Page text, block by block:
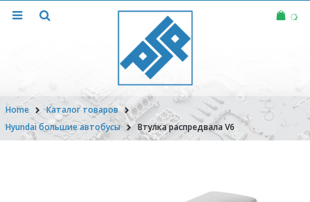
Home
Каталог товаров
Hyundai большие автобусы
Втулка распредвала V6